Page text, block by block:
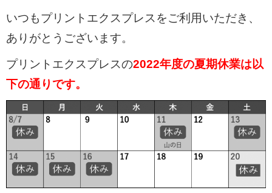
いつもプリントエクスプレスをご利用いただき、
ありがとうございます。
プリントエクスプレスの2022年度の夏期休業は以
下の通りです。